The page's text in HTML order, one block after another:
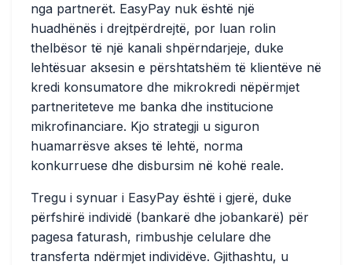
nga partnerët. EasyPay nuk është një
huadhënës i drejtpërdrejtë, por luan rolin
thelbësor të një kanali shpërndarjeje, duke
lehtësuar aksesin e përshtatshëm të klientëve në
kredi konsumatore dhe mikrokredi nëpërmjet
partneriteteve me banka dhe institucione
mikrofinanciare. Kjo strategji u siguron
huamarrësve akses të lehtë, norma
konkurruese dhe disbursim në kohë reale.
Tregu i synuar i EasyPay është i gjerë, duke
përfshirë individë (bankarë dhe jobankarë) për
pagesa faturash, rimbushje celulare dhe
transferta ndërmjet individëve. Gjithashtu, u